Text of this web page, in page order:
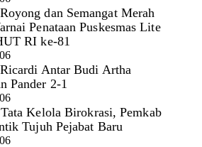
dan Semangat Merah
Penataan Puskesmas Lite
RI ke-81
Antar Budi Artha
Pander 2-1
Kelola Birokrasi, Pemkab
Tujuh Pejabat Baru